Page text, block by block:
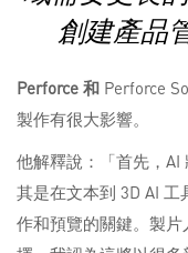
創建產品
Perforce 和 Perforce
製作有很大影響。
他解釋說：「首先，
其是在文本到 3D AI
作和預覽的關鍵。製